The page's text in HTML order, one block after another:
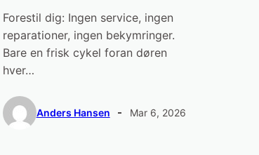
Forestil dig: Ingen service, ingen
reparationer, ingen bekymringer.
Bare en frisk cykel foran døren
hver…
Anders Hansen Mar 6, 2026